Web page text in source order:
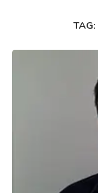
TAG: